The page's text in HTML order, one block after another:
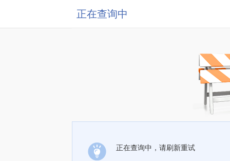
正在查询中
正在查询中，请刷新重试